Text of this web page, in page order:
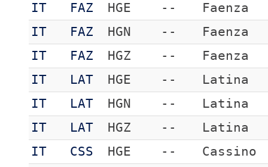
IT
FAZ HGE --
Faenza
IT
FAZ HGN --
Faenza
IT
FAZ HGZ --
Faenza
IT
LAT HGE --
Latina
IT
LAT HGN --
Latina
IT
LAT HGZ --
Latina
IT
CSS HGE --
Cassino